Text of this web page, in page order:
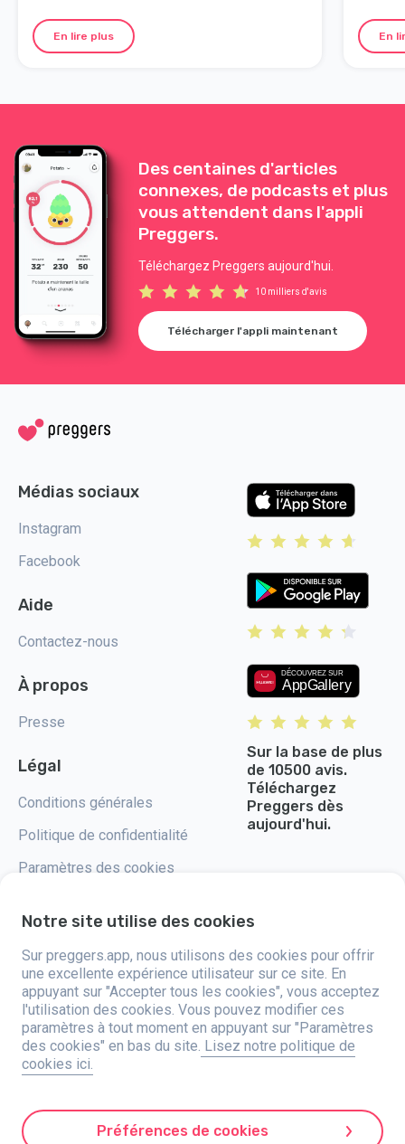
En lire plus
bébé.
En
Des centaines d'articles
connexes, de podcasts et plus
vous attendent dans l'appli
Preggers.
Téléchargez Preggers aujourd'hui.
10 milliers d'avis
Télécharger l'appli maintenant
Médias sociaux
Instagram
Facebook
Aide
Contactez-nous
À propos
Presse
Légal
Conditions générales
Politique de confidentialité
Paramètres des cookies
Sur la base de plus
de 10500 avis.
Téléchargez
Preggers dès
aujourd'hui.
Preggers, lancé par le studio d'applications suédois Stroller AB en 2017, a
pour mission de simplifier la parentalité pour les futurs et jeunes parents
du monde entier. Grâce à une équipe diversifiée et des partenariats avec
des experts, ils ont développé des applications intuitives utilisées par
plus de deux millions de personnes. Preggers propose une expérience 3D
unique, offrant des mises à jour, des conseils et des outils personnalisés
à chaque étape de la grossesse. Il accompagne également les nouveaux
parents avec des conseils pratiques sur les soins aux nourrissons.
Favorisant l'inclusivité, Preggers soutient différentes configurations
confiance. Stroller AB est engagé dans l'innovation et l'élargissement de
ses offres pour répondre aux besoins changeants des parents.
Notre site utilise des cookies
Sur preggers.app, nous utilisons des cookies pour offrir
une excellente expérience utilisateur sur ce site. En
appuyant sur "Accepter tous les cookies", vous acceptez
l'utilisation des cookies. Vous pouvez modifier ces
paramètres à tout moment en appuyant sur "Paramètres
des cookies" en bas du site. Lisez notre politique de
cookies ici.
Préférences de cookies